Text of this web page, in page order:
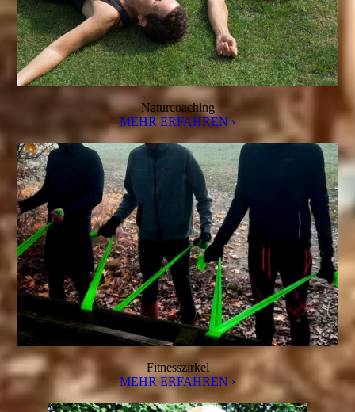
Naturcoaching
MEHR ERFAHREN ›
Fitnesszirkel
MEHR ERFAHREN ›